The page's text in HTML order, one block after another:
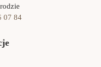
07 84